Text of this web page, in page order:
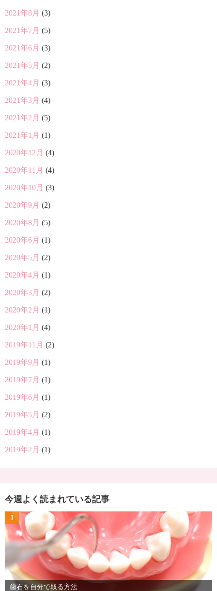
2021年8月 (3)
2021年7月 (5)
2021年6月 (3)
2021年5月 (2)
2021年4月 (3)
2021年3月 (4)
2021年2月 (5)
2021年1月 (1)
2020年12月 (4)
2020年11月 (4)
2020年10月 (3)
2020年9月 (2)
2020年8月 (5)
2020年6月 (1)
2020年5月 (2)
2020年4月 (1)
2020年3月 (2)
2020年2月 (1)
2020年1月 (4)
2019年11月 (2)
2019年9月 (1)
2019年7月 (1)
2019年6月 (1)
2019年5月 (2)
2019年4月 (1)
2019年2月 (1)
今週よく読まれている記事
1
歯石を自分で取る方法